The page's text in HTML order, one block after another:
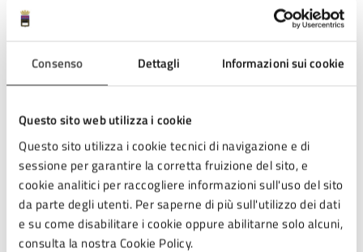
Consenso Dettagli Informazioni sui cookie
Questo sito web utilizza i cookie
Questo sito utilizza i cookie tecnici di navigazione e di
sessione per garantire la corretta fruizione del sito, e
cookie analitici per raccogliere informazioni sull'uso del sito
da parte degli utenti. Per saperne di più sull'utilizzo dei dati
e su come disabilitare i cookie oppure abilitarne solo alcuni,
consulta la nostra Cookie Policy.
Allegati
Locandina Rassegna Libraria (PDF)